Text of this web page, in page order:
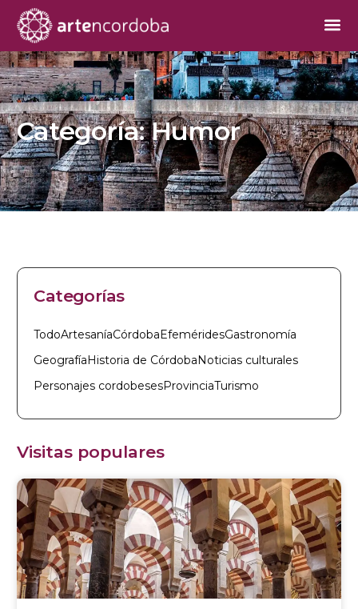
Categoría:Humor
Categorías
TodoArtesaníaCórdobaEfeméridesGastronomía
GeografíaHistoria de CórdobaNoticias culturales
Personajes cordobesesProvinciaTurismo
Visitas populares